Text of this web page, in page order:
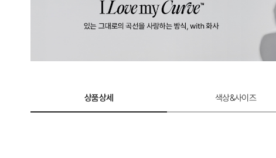
상품상세 색상&사이즈